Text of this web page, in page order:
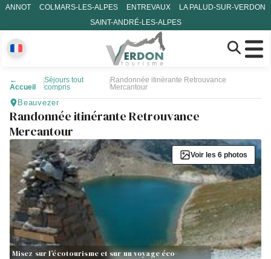
ANNOT COLMARS-LES-ALPES ENTREVAUX
LA PALUD-SUR-VERDON
SAINT-ANDRÉ-LES-ALPES
←
Accueil
Séjours tout
compris
Randonnée itinérante Retrouvance
Mercantour
Beauvezer
Randonnée itinérante Retrouvance
Mercantour
Misez sur l’écotourisme et sur un voyage éco-
Voir les 6 photos